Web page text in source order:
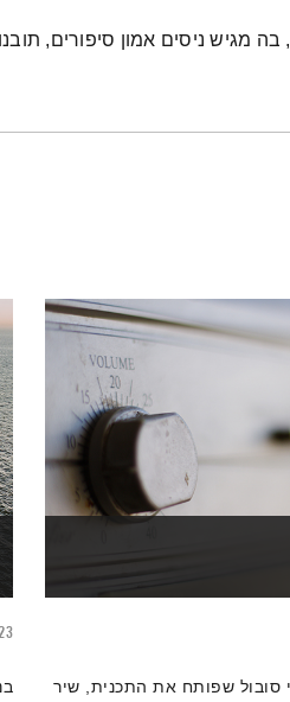
מגיש ניסים אמון סיפורים,
סובול שפותח את התכנית, שיר